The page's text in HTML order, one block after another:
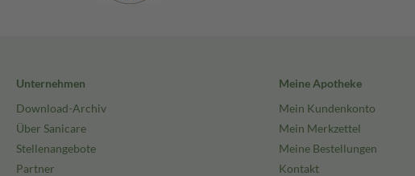
Unternehmen
Download-Archiv
Über Sanicare
Stellenangebote
Partner
Meine Apotheke
Mein Kundenkonto
Mein Merkzettel
Meine Bestellungen
Kontakt